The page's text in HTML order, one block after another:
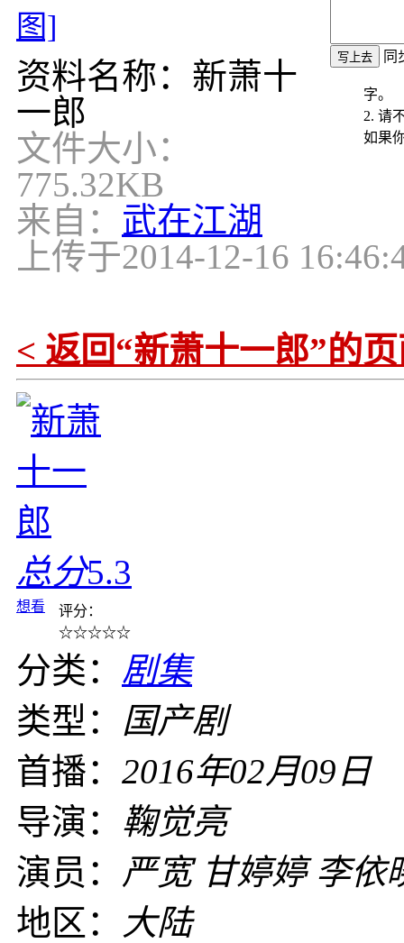
同
字。
2. 请
如果
图]
资料名称：新萧十
一郎
文件大小：
775.32KB
来自： 武在江湖
上传于2014-12-16
< 返回“新萧十一郎”的
总分5.3
想看
评分：
☆☆☆☆☆
分类： 剧集
类型： 国产剧
首播： 2016年02月09日
导演： 鞠觉亮
演员： 严宽 甘婷婷 李依
地区：
大陆